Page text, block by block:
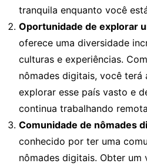
tranquila enquanto você
Oportunidade de explorar
oferece uma diversidade
culturas e experiências.
nômades digitais, você
explorar esse país vasto e
continua trabalhando
Comunidade de nômades
conhecido por ter uma
nômades digitais. Obter um